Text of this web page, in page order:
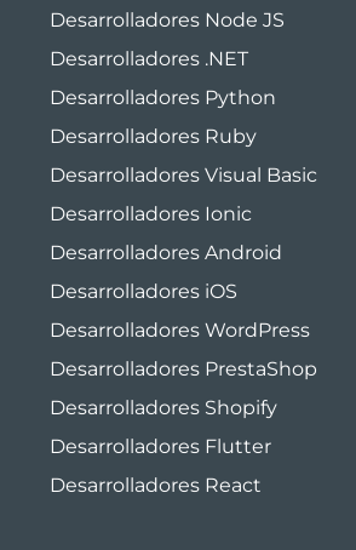
Desarrolladores Node JS
Desarrolladores .NET
Desarrolladores Python
Desarrolladores Ruby
Desarrolladores Visual Basic
Desarrolladores Ionic
Desarrolladores Android
Desarrolladores iOS
Desarrolladores WordPress
Desarrolladores PrestaShop
Desarrolladores Shopify
Desarrolladores Flutter
Desarrolladores React